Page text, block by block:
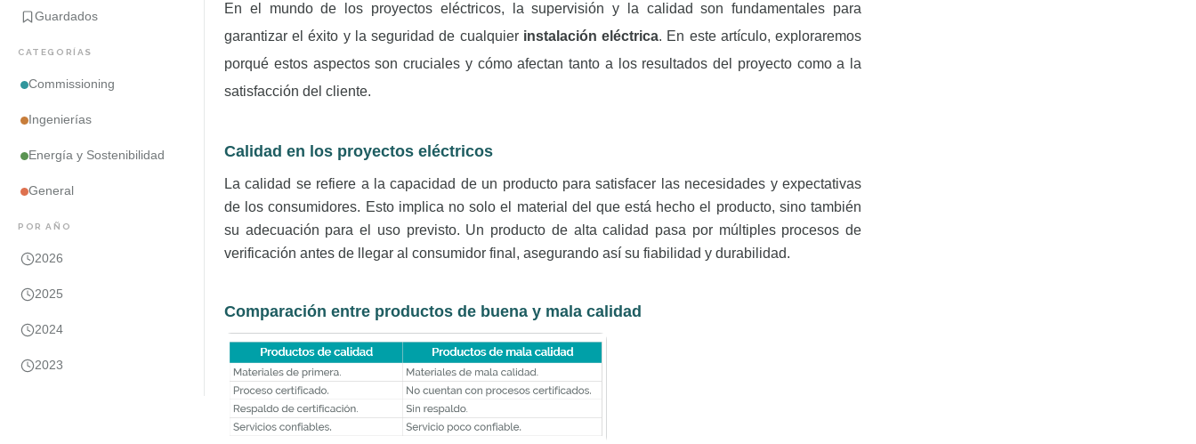
Guardados
CATEGORÍAS
Commissioning
Ingenierías
Energía y Sostenibilidad
General
POR AÑO
2026
2025
2024
2023
En el mundo de los proyectos eléctricos, la supervisión y la calidad son fundamentales para
garantizar el éxito y la seguridad de cualquier instalación eléctrica. En este artículo, exploraremos
porqué estos aspectos son cruciales y cómo afectan tanto a los resultados del proyecto como a la
satisfacción del cliente.
Calidad en los proyectos eléctricos
La calidad se refiere a la capacidad de un producto para satisfacer las necesidades y expectativas
de los consumidores. Esto implica no solo el material del que está hecho el producto, sino también
su adecuación para el uso previsto. Un producto de alta calidad pasa por múltiples procesos de
verificación antes de llegar al consumidor final, asegurando así su fiabilidad y durabilidad.
Comparación entre productos de buena y mala calidad